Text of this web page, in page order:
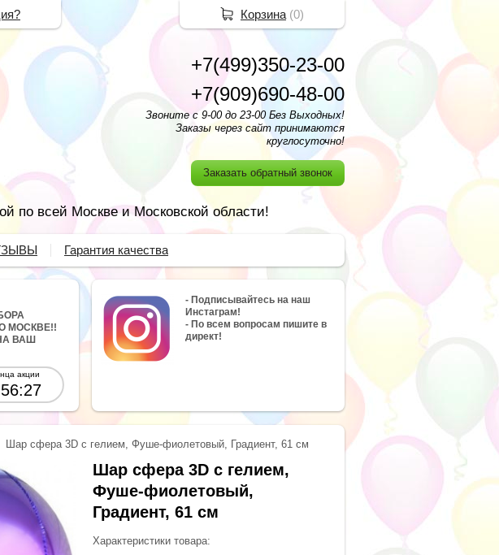
+7(499)350-23-00
+7(909)690-48-00
Звоните с 9-00 до 23-00 Без Выходных!
Заказы через сайт принимаются
круглосуточно!
Заказать обратный звонок
по всей Москве и Московской области!
Гарантия качества
МОСКВЕ!!
ВАШ
акции
- Подписывайтесь на наш
Инстаграм!
- По всем вопросам пишите в
директ!
Шар сфера 3D с гелием, Фуше-фиолетовый, Градиент, 61 см
Шар сфера 3D с гелием,
Фуше-фиолетовый,
Градиент, 61 см
Характеристики товара:
Корзина (0)